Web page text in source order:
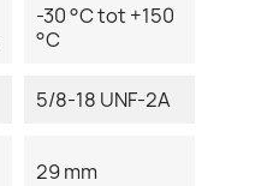
-30 °C tot +150
°C
5/8-18 UNF-2A
29 mm